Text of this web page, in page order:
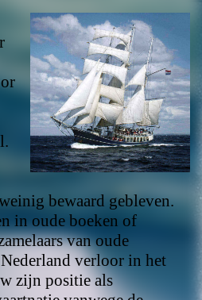
bewaard gebleven.
in oude boeken of
van oude
verloor in het
zijn positie als